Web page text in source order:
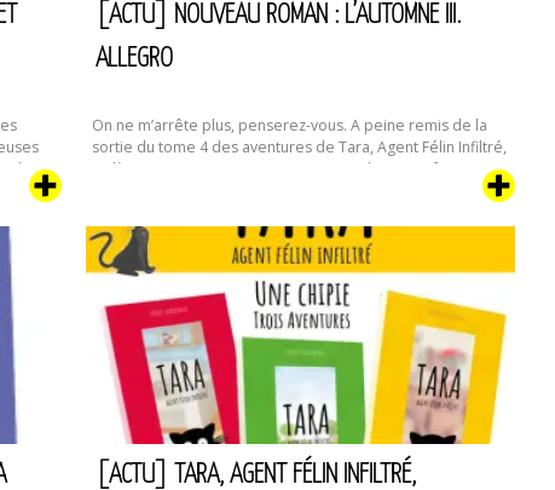
le
[ACTU] NOUVEAU ROMAN : L’AUTOMNE III.
ALLEGRO
On ne m’arrête plus, penserez-vous. A peine remis de la
sortie du tome 4 des aventures de Tara, Agent Félin Infiltré,
voilà que je sors un autre roman. Un polar, cette fois,
c’est bien trouvé. Si j’avais voulu le … Continuer la lecture
de[Actu]
Nouveau
roman
L’Automne
III.
Allegro
[ACTU] TARA, AGENT FÉLIN INFILTRÉ,